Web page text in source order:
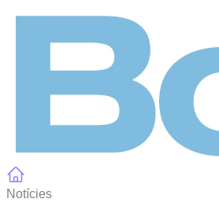
Notícies